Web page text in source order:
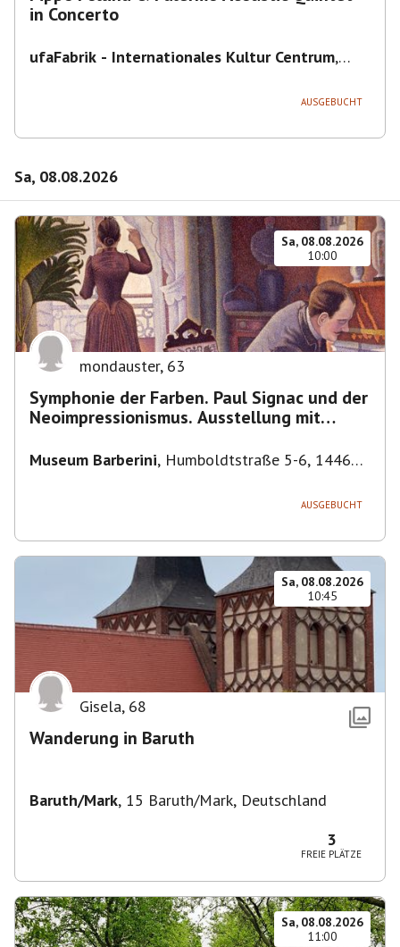
in Concerto
ufaFabrik - Internationales Kultur Centrum,
AUSGEBUCHT
Sa, 08.08.2026
Sa, 08.08.2026
10:00
mondauster, 63
Symphonie der Farben. Paul Signac und der
Neoimpressionismus. Ausstellung mit
Museum Barberini, Humboldtstraße 5-6, 14467
AUSGEBUCHT
Sa, 08.08.2026
10:45
Gisela, 68
Wanderung in Baruth
Baruth/Mark, 15 Baruth/Mark, Deutschland
3
FREIE PLÄTZE
Sa, 08.08.2026
11:00